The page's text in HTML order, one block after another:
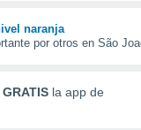
naranja
por otros en São
GRATIS la app de